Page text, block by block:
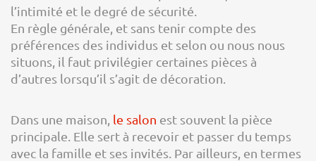
l’intimité et le degré de sécurité.
En règle générale, et sans tenir compte des
préférences des individus et selon ou nous nous
situons, il faut privilégier certaines pièces à
d’autres lorsqu’il s’agit de décoration.
Dans une maison, le salon est souvent la pièce
principale. Elle sert à recevoir et passer du temps
avec la famille et ses invités. Par ailleurs, en termes